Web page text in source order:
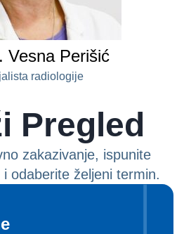
Vesna Perišić
radiologije
Pregled
zakazivanje, ispunite
odaberite željeni termin.